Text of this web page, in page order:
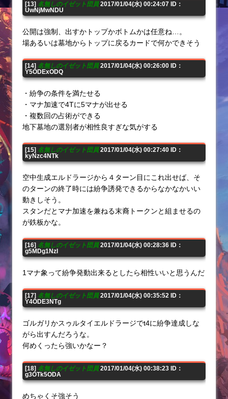
[13] 名無しのイゼット団員2017/01/04(水) 00:24:07 ID：
UwNjMwNDU
公開は強制、出すかトップかボトムかは任意ね…。
場あるいは墓地からトップに戻るカードで何かできそう
[14] 名無しのイゼット団員2017/01/04(水) 00:26:00 ID：
Y5ODExODQ
・紛争の条件を満たせる
・マナ加速で4Tに5マナが出せる
・複数回の占術ができる
地下墓地の選別者が相性良すぎな気がする
[15] 名無しのイゼット団員2017/01/04(水) 00:27:40 ID：
kyNzc4NTk
空中生成エルドラージから４ターン目にこれ出せば、そ
のターンの終了時には紛争誘発できるからなかなかいい
動きしそう。
スタンだとマナ加速を兼ねる末裔トークンと組ませるの
が鉄板かな。
[16] 名無しのイゼット団員2017/01/04(水) 00:28:36 ID：
g5MDg1NzI
1マナ象って紛争発動出来るとしたら相性いいと思うんだ
[17] 名無しのイゼット団員2017/01/04(水) 00:35:52 ID：
Y4ODE3NTg
ゴルガリかスゥルタイエルドラージでt4に紛争達成しな
がら出すんだろうな。
何めくったら強いかなー？
[18] 名無しのイゼット団員2017/01/04(水) 00:38:23 ID：
g3OTk5ODA
めちゃくそ強そう